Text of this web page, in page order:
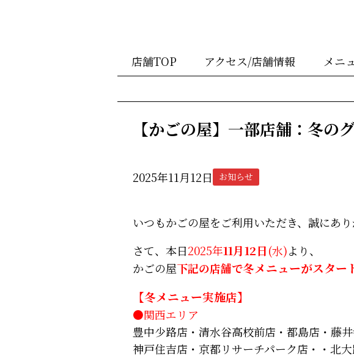
店舗TOP アクセス/店舗情報 メニ
【かごの屋】一部店舗：冬の
2025年11月12日 お知らせ
いつもかごの屋をご利用いただき、誠にあり
さて、本日2025年11月12日(水)より、
かごの屋下記の店舗で冬メニューがスター
【冬メニュー実施店】
●関西エリア
豊中少路店・清水谷高校前店・都島店・藤
神戸住吉店・京都リサーチパーク店・・北